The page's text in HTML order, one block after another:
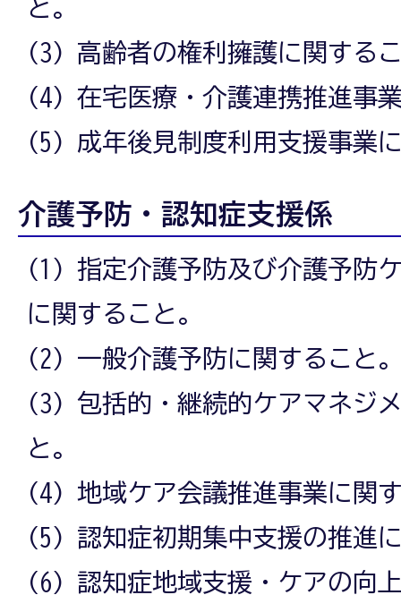
と。
(3) 高齢者の権利擁護に関する
(4) 在宅医療・介護連携推進事
(5) 成年後見制度利用支援事業
介護予防・認知症支援係
(1) 指定介護予防及び介護予防
に関すること。
(2) 一般介護予防に関すること
(3) 包括的・継続的ケアマネジ
と。
(4) 地域ケア会議推進事業に関
(5) 認知症初期集中支援の推進
(6) 認知症地域支援・ケアの向